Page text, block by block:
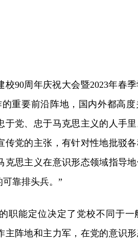
90周年庆祝大会暨2023年春
重要前沿阵地，国内外都高
于党、忠于马克思主义的人手
传党的主张，有针对性地批驳
思主义在意识形态领域指导地
靠排头兵。”
职能定位决定了党校不同于一
主阵地和主力军，在党的意识